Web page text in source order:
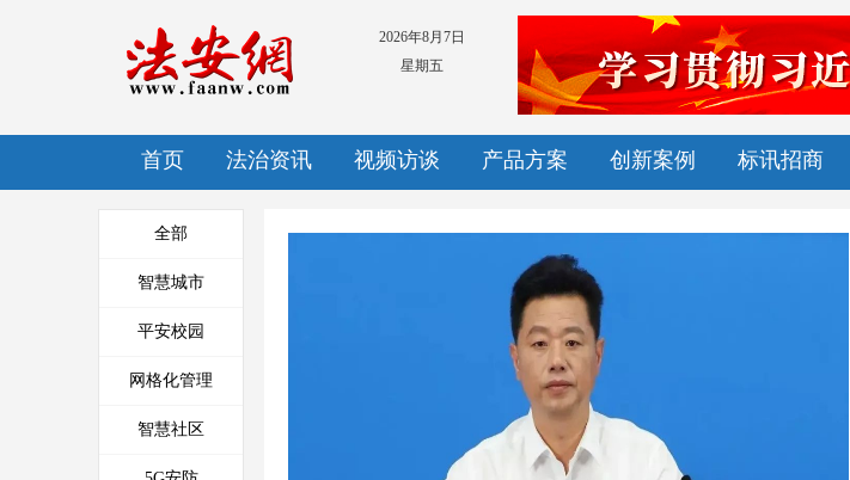
2026年8月7日
星期五
首页 法治资讯 视频访谈 产品方案 创新案例 标讯招商
全部
智慧城市
平安校园
网格化管理
智慧社区
30处远程喊话系统、800个监
控摄像头…...